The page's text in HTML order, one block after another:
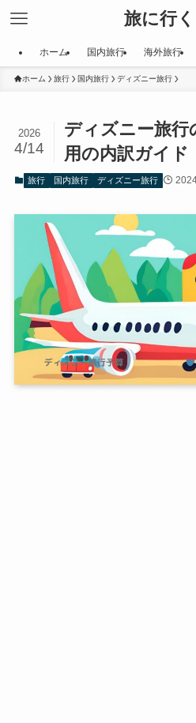
旅に行
ホーム 国内旅行 海外旅行
ホーム 旅行 国内旅行 ディズニー旅行
ディズニー旅行
用の内訳ガイド
2026
4/14
旅行 国内旅行 ディズニー旅行